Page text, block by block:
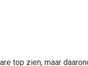
top zien, maar